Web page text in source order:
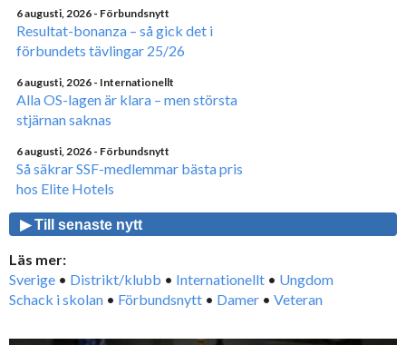
6 augusti, 2026 - Förbundsnytt
Resultat-bonanza – så gick det i
förbundets tävlingar 25/26
6 augusti, 2026 - Internationellt
Alla OS-lagen är klara – men största
stjärnan saknas
6 augusti, 2026 - Förbundsnytt
Så säkrar SSF-medlemmar bästa pris
hos Elite Hotels
▶ Till senaste nytt
Läs mer:
Sverige • Distrikt/klubb • Internationellt • Ungdom
Schack i skolan • Förbundsnytt • Damer • Veteran